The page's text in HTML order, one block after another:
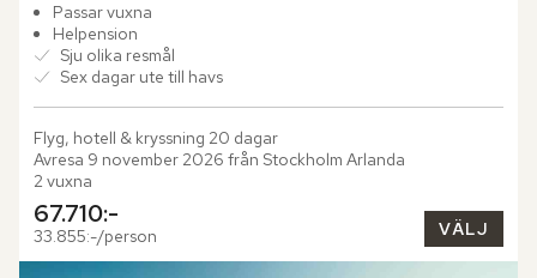
Passar vuxna
Helpension
Sju olika resmål
Sex dagar ute till havs
Flyg, hotell & kryssning 20 dagar
Avresa 9 november 2026 från Stockholm Arlanda
2 vuxna
67.710:-
33.855:-/person VÄLJ